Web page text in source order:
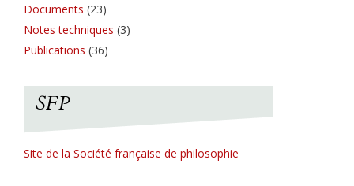
Documents (23)
Notes techniques (3)
Publications (36)
SFP
Site de la Société française de philosophie